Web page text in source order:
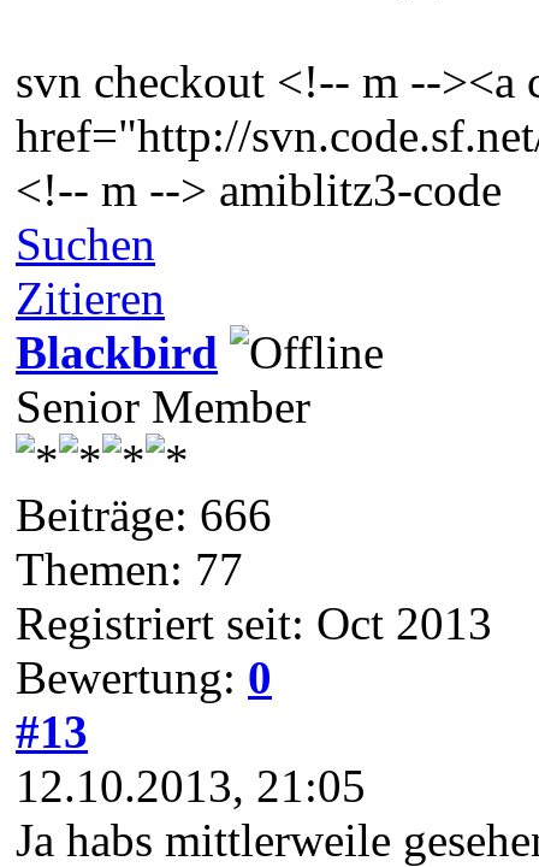
svn checkout <!-- m --><a
href="http://
<!-- m --> amiblitz3-code
Suchen
Zitieren
Blackbird
Senior Member
Beiträge: 666
Themen: 77
Registriert seit: Oct 2013
Bewertung: 0
#13
12.10.2013, 21:05
Ja habs mittlerweile